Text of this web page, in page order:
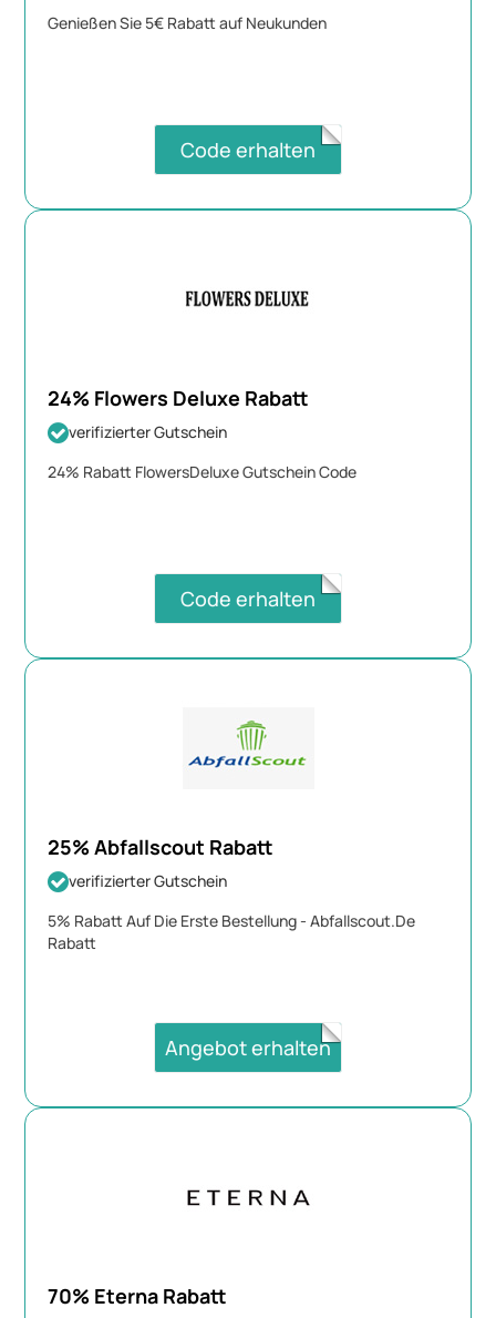
Genießen Sie 5€ Rabatt auf Neukunden
Code erhalten
24% Flowers Deluxe Rabatt
verifizierter Gutschein
24% Rabatt FlowersDeluxe Gutschein Code
Code erhalten
25% Abfallscout Rabatt
verifizierter Gutschein
5% Rabatt Auf Die Erste Bestellung - Abfallscout.De
Rabatt
Angebot erhalten
70% Eterna Rabatt